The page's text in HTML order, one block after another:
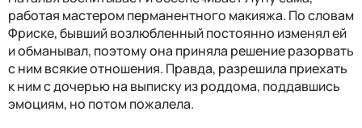
работая мастером перманентного макияжа. По словам
Фриске, бывший возлюбленный постоянно изменял ей
и обманывал, поэтому она приняла решение разорвать
с ним всякие отношения. Правда, разрешила приехать
к ним с дочерью на выписку из роддома, поддавшись
эмоциям, но потом пожалела.